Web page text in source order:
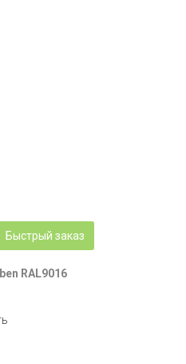
Быстрый заказ
RAL9016